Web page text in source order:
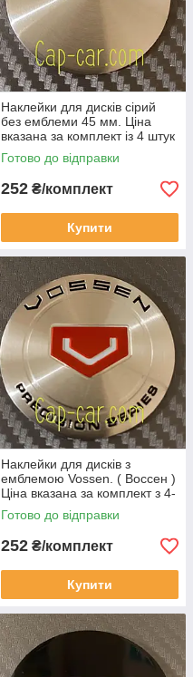
Наклейки для дисків сірий
без емблеми 45 мм. Ціна
вказана за комплект із 4 штук
Готово до відправки
252 ₴/комплект
Купити
Наклейки для дисків з
емблемою Vossen. ( Воссен )
Ціна вказана за комплект з 4-
х штук
Готово до відправки
252 ₴/комплект
Купити